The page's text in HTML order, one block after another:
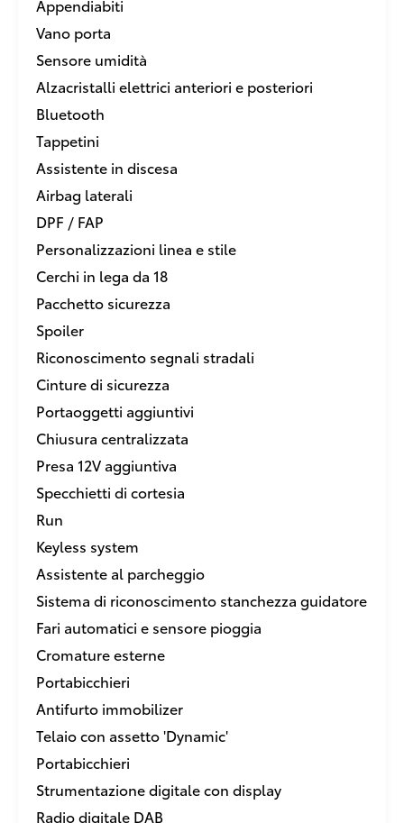
Appendiabiti
Vano porta
Sensore umidità
Alzacristalli elettrici anteriori e posteriori
Bluetooth
Tappetini
Assistente in discesa
Airbag laterali
DPF / FAP
Personalizzazioni linea e stile
Cerchi in lega da 18
Pacchetto sicurezza
Spoiler
Riconoscimento segnali stradali
Cinture di sicurezza
Portaoggetti aggiuntivi
Chiusura centralizzata
Presa 12V aggiuntiva
Specchietti di cortesia
Run
Keyless system
Assistente al parcheggio
Sistema di riconoscimento stanchezza guidatore
Fari automatici e sensore pioggia
Cromature esterne
Portabicchieri
Antifurto immobilizer
Telaio con assetto 'Dynamic'
Portabicchieri
Strumentazione digitale con display
Radio digitale DAB